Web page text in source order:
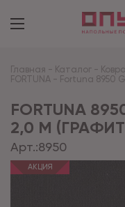
Главная - Каталог -
FORTUNA - Fortuna 8950
FORTUNA
2,0 М
Арт.:8950
АКЦИЯ